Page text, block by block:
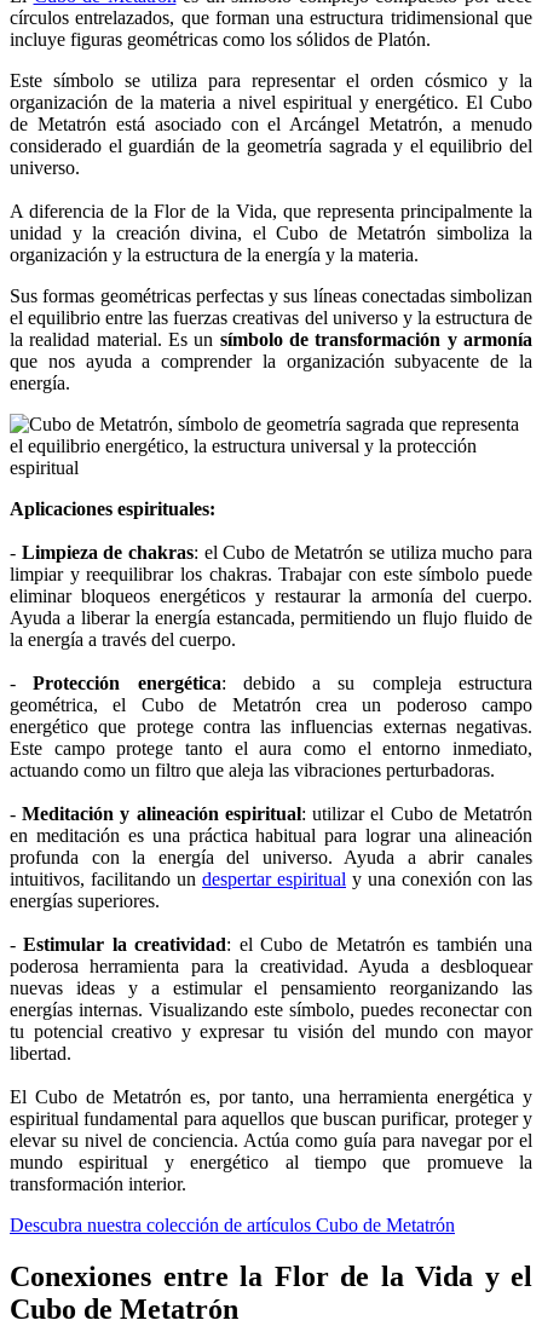
círculos entrelazados, que forman una estructura tridimensional que
incluye figuras geométricas como los sólidos de Platón.
Este símbolo se utiliza para representar el orden cósmico y la
organización de la materia a nivel espiritual y energético. El Cubo
de Metatrón está asociado con el Arcángel Metatrón, a menudo
considerado el guardián de la geometría sagrada y el equilibrio del
universo.
A diferencia de la Flor de la Vida, que representa principalmente la
unidad y la creación divina, el Cubo de Metatrón simboliza la
organización y la estructura de la energía y la materia.
Sus formas geométricas perfectas y sus líneas conectadas simbolizan
el equilibrio entre las fuerzas creativas del universo y la estructura de
la realidad material. Es un símbolo de transformación y armonía
que nos ayuda a comprender la organización subyacente de la
energía.
Aplicaciones espirituales:
- Limpieza de chakras: el Cubo de Metatrón se utiliza mucho para
limpiar y reequilibrar los chakras. Trabajar con este símbolo puede
eliminar bloqueos energéticos y restaurar la armonía del cuerpo.
Ayuda a liberar la energía estancada, permitiendo un flujo fluido de
la energía a través del cuerpo.
-Protección energética: debido a su compleja estructura
geométrica, el Cubo de Metatrón crea un poderoso campo
energético que protege contra las influencias externas negativas.
Este campo protege tanto el aura como el entorno inmediato,
actuando como un filtro que aleja las vibraciones perturbadoras.
-Meditación y alineación espiritual: utilizar el Cubo de Metatrón
en meditación es una práctica habitual para lograr una alineación
profunda con la energía del universo. Ayuda a abrir canales
intuitivos, facilitando un despertar espiritual y una conexión con las
energías superiores.
-Estimular la creatividad: el Cubo de Metatrón es también una
poderosa herramienta para la creatividad. Ayuda a desbloquear
nuevas ideas y a estimular el pensamiento reorganizando las
energías internas. Visualizando este símbolo, puedes reconectar con
tu potencial creativo y expresar tu visión del mundo con mayor
libertad.
El Cubo de Metatrón es, por tanto, una herramienta energética y
espiritual fundamental para aquellos que buscan purificar, proteger y
elevar su nivel de conciencia. Actúa como guía para navegar por el
mundo espiritual y energético al tiempo que promueve la
transformación interior.
Descubra nuestra colección de artículos Cubo de Metatrón
Conexiones entre la Flor de la Vida y el
Cubo de Metatrón